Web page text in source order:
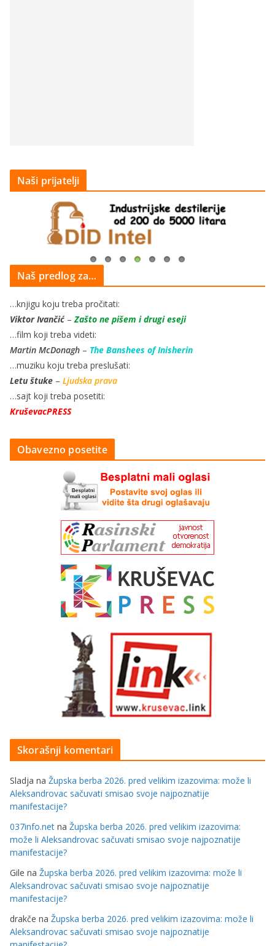
Naši prijatelji
Naš predlog za…
…knjigu koju treba pročitati:
Viktor Ivančić–Zašto ne pišem i drugi eseji
…film koji treba videti:
Martin McDonagh – The Banshees of Inisherin
…muziku koju treba preslušati:
Letu štuke – Ljudska prava
…sajt koji treba posetiti:
KruševacPRESS
Obavezno posetite
Skorašnji komentari
Sladja na Župska berba 2026. pred velikim izazovima: može li
Aleksandrovac sačuvati smisao svoje najpoznatije
manifestacije?
037info.net na Župska berba 2026. pred velikim izazovima:
može li Aleksandrovac sačuvati smisao svoje najpoznatije
manifestacije?
Gile na Župska berba 2026. pred velikim izazovima: može li
Aleksandrovac sačuvati smisao svoje najpoznatije
manifestacije?
drakče na Župska berba 2026. pred velikim izazovima: može li
Aleksandrovac sačuvati smisao svoje najpoznatije